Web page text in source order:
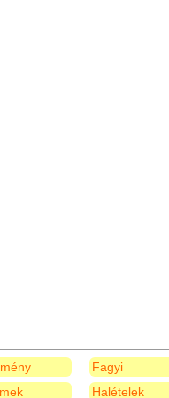
Fagyi
Halételek